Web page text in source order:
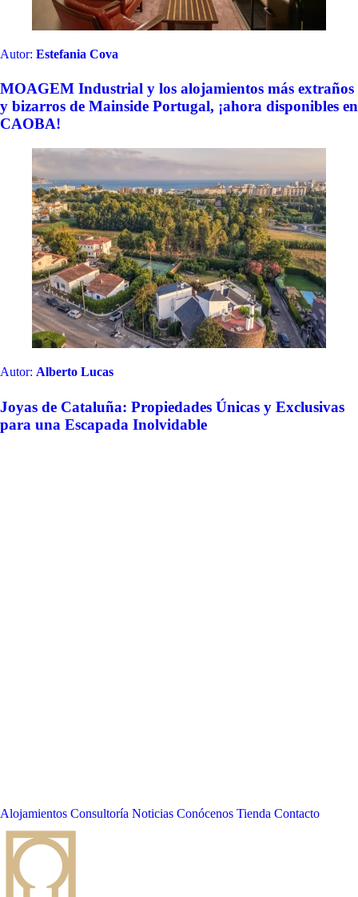
Autor: Estefania Cova
MOAGEM Industrial y los alojamientos más extraños
y bizarros de Mainside Portugal, ¡ahora disponibles en
CAOBA!
Autor: Alberto Lucas
Joyas de Cataluña: Propiedades Únicas y Exclusivas
para una Escapada Inolvidable
Alojamientos Consultoría Noticias Conócenos Tienda Contacto